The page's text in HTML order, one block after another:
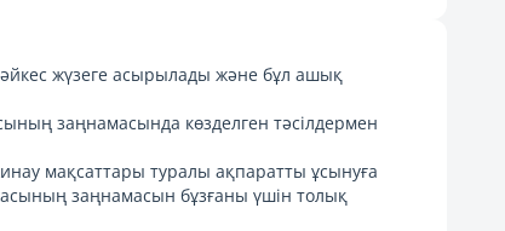
жүзеге асырылады және бұл ашық
заңнамасында көзделген тәсілдермен
мақсаттары туралы ақпаратты ұсынуға
заңнамасын бұзғаны үшін толық